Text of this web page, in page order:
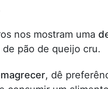
nos mostram uma
de pão de queijo cru.
, dê